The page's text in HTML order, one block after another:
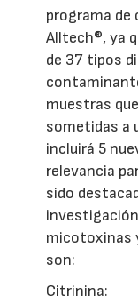
programa
Alltech®, ya
de 37 tipos
muestras
sometidas a
incluirá 5
relevancia
sido
micotoxinas
son:
Citrinina: